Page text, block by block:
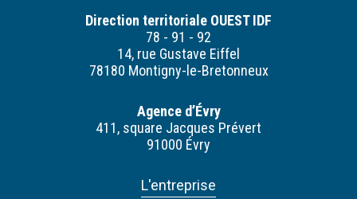
Direction territoriale OUEST IDF
78 - 91 - 92
14, rue Gustave Eiffel
78180 Montigny-le-Bretonneux
Agence d’Évry
411, square Jacques Prévert
91000 Évry
L'entreprise